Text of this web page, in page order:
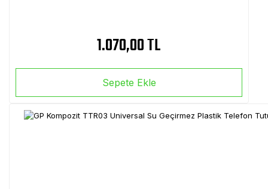
1.070,00 TL
Sepete Ekle